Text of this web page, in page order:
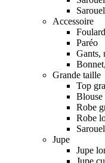
Accessoire
Paréo
Gants,
Grande taille
Top
Blouse
Robe
Robe
Jupe
Jupe
Jupe